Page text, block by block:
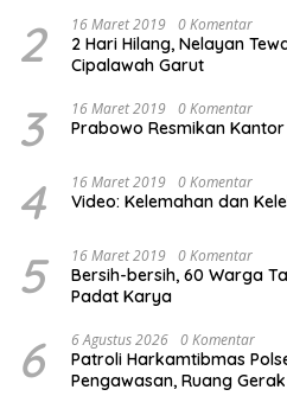
2 16 Maret 2019 0 Komentar
2 Hari Hilang, Nelayan
Cipalawah Garut
3 16 Maret 2019 0 Komentar
Prabowo Resmikan
4 16 Maret 2019 0 Komentar
Video: Kelemahan dan
5 16 Maret 2019 0 Komentar
Bersih-bersih, 60 Warga
Padat Karya
6 6 Agustus 2026 0 Komentar
Patroli Harkamtibmas
Pengawasan, Ruang